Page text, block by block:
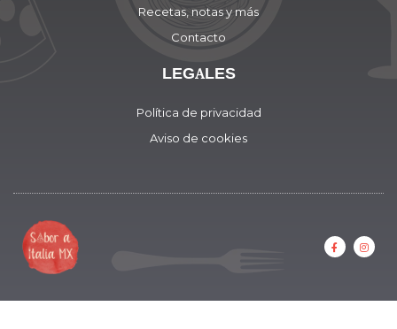
Recetas, notas y más
Contacto
LEGALES
Política de privacidad
Aviso de cookies
F
a
c
o
I
n
s
r